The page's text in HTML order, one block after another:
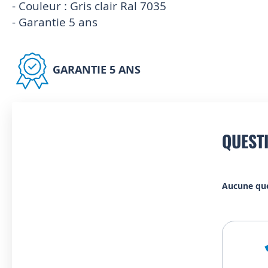
- Couleur : Gris clair Ral 7035
- Garantie 5 ans
GARANTIE 5 ANS
Aucune